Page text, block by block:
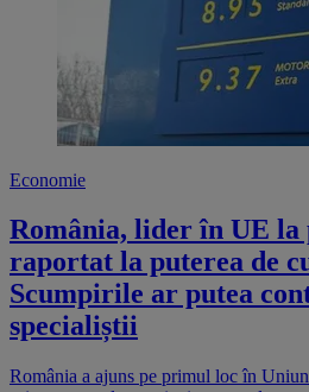
Economie
România, lider în UE
raportat la puterea de
Scumpirile ar putea
specialiștii
România a ajuns pe primul loc în